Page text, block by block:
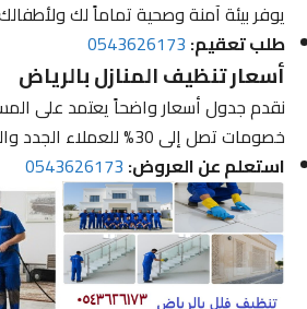
يوفر بيئة آمنة وصحية تماماً لك ولأطفالك.
طلب تعقيم:0543626173
أسعار تنظيف المنازل بالرياض
نقدم جدول أسعار واضحاً يعتمد على
خصومات تصل إلى 30% للعملاء الجدد والتعاقدات الدورية.
استعلم عن العروض:0543626173